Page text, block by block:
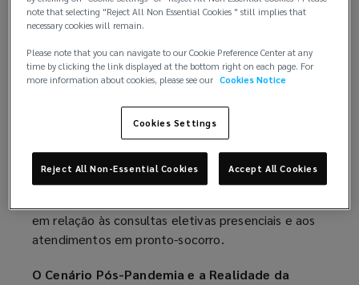
de crescimento.
A digitalização da saúde ampliou as possibilidades
para a gestão de benefícios corporativos. Para
compreender o impacto real dessa transformação,
analisamos detalhadamente o uso da telemedicina
nos últimos 12 meses, a partir dos dados de sinistro
das principais operadoras do mercado — Amil,
Unimed Nacional, Grupo NotreDame Intermédica,
Seguros Unimed e SulAmérica. O objetivo foi
em relação às consultas eletivas presenciais e aos
atendimentos em pronto-socorro.
O Cenário Pós-Pandemia e a Realidade da
note that selecting "Reject All Non Essential Cookies " still implies that
necessary cookies will remain.
Please note that you can navigate to our Cookie Preference Center at any
time by clicking the link displayed at the bottom right on each page. For
more information about cookies, please see our Cookies Notice
Cookies Settings
Reject All Non-Essential Cookies Accept All Cookies